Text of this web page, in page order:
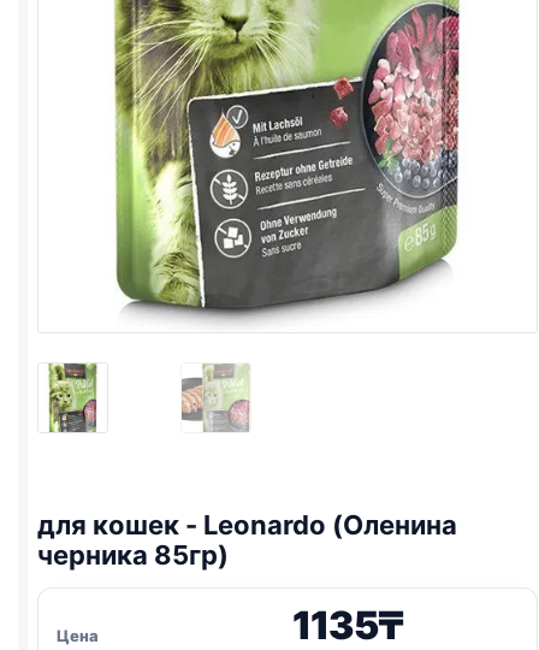
для кошек - Leonardo (Оленина
черника 85гр)
Цена 1135₸